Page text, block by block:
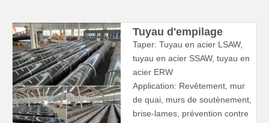
Tuyau d'empilage
Taper: Tuyau en acier LSAW,
tuyau en acier SSAW, tuyau en
acier ERW
Application: Revêtement, mur
de quai, murs de soutènement,
brise-lames, prévention contre